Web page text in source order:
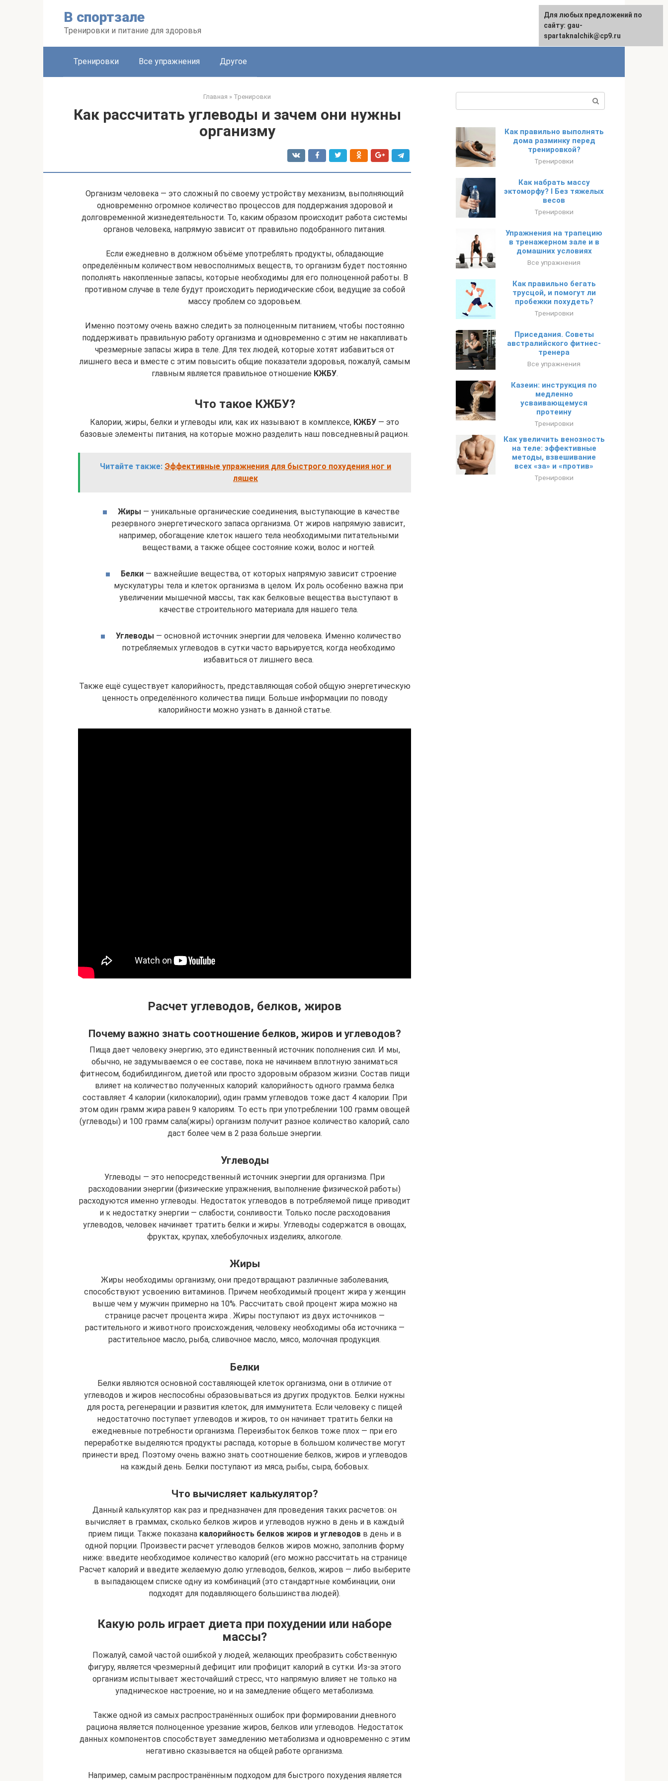
В спортзале
Тренировки и питание для здоровья
Тренировки Все упражнения Другое
Главная » Тренировки
Как рассчитать углеводы и зачем они нужны
организму
Организм человека — это сложный по своему устройству механизм, выполняющий
одновременно огромное количество процессов для поддержания здоровой и
долговременной жизнедеятельности. То, каким образом происходит работа системы
органов человека, напрямую зависит от правильно подобранного питания.
Если ежедневно в должном объёме употреблять продукты, обладающие
определённым количеством невосполнимых веществ, то организм будет постоянно
пополнять накопленные запасы, которые необходимы для его полноценной работы. В
противном случае в теле будут происходить периодические сбои, ведущие за собой
массу проблем со здоровьем.
Именно поэтому очень важно следить за полноценным питанием, чтобы постоянно
поддерживать правильную работу организма и одновременно с этим не накапливать
чрезмерные запасы жира в теле. Для тех людей, которые хотят избавиться от
лишнего веса и вместе с этим повысить общие показатели здоровья, пожалуй, самым
главным является правильное отношение КЖБУ.
Что такое КЖБУ?
Калории, жиры, белки и углеводы или, как их называют в комплексе, КЖБУ — это
базовые элементы питания, на которые можно разделить наш повседневный рацион.
Читайте также: Эффективные упражнения для быстрого похудения ног и
ляшек
Жиры — уникальные органические соединения, выступающие в качестве
резервного энергетического запаса организма. От жиров напрямую зависит,
например, обогащение клеток нашего тела необходимыми питательными
веществами, а также общее состояние кожи, волос и ногтей.
Белки— важнейшие вещества, от которых напрямую зависит строение
мускулатуры тела и клеток организма в целом. Их роль особенно важна при
увеличении мышечной массы, так как белковые вещества выступают в
качестве строительного материала для нашего тела.
Углеводы — основной источник энергии для человека. Именно количество
потребляемых углеводов в сутки часто варьируется, когда необходимо
избавиться от лишнего веса.
Также ещё существует калорийность, представляющая собой общую энергетическую
ценность определённого количества пищи. Больше информации по поводу
калорийности можно узнать в данной статье.
Расчет углеводов, белков, жиров
Почему важно знать соотношение белков, жиров и углеводов?
Пища дает человеку энергию, это единственный источник пополнения сил. И мы,
обычно, не задумываемся о ее составе, пока не начинаем вплотную заниматься
фитнесом, бодибилдингом, диетой или просто здоровым образом жизни. Состав пищи
влияет на количество полученных калорий: калорийность одного грамма белка
составляет 4 калории (килокалории), один грамм углеводов тоже даст 4 калории. При
этом один грамм жира равен 9 калориям. То есть при употреблении 100 грамм овощей
(углеводы) и 100 грамм сала(жиры) организм получит разное количество калорий, сало
даст более чем в 2 раза больше энергии.
Углеводы
Углеводы — это непосредственный источник энергии для организма. При
расходовании энергии (физические упражнения, выполнение физической работы)
расходуются именно углеводы. Недостаток углеводов в потребляемой пище приводит
и к недостатку энергии — слабости, сонливости. Только после расходования
углеводов, человек начинает тратить белки и жиры. Углеводы содержатся в овощах,
фруктах, крупах, хлебобулочных изделиях, алкоголе.
Жиры
Жиры необходимы организму, они предотвращают различные заболевания,
способствуют усвоению витаминов. Причем необходимый процент жира у женщин
выше чем у мужчин примерно на 10%. Рассчитать свой процент жира можно на
странице расчет процента жира . Жиры поступают из двух источников —
растительного и животного происхождения, человеку необходимы оба источника —
растительное масло, рыба, сливочное масло, мясо, молочная продукция.
Белки
Белки являются основной составляющей клеток организма, они в отличие от
углеводов и жиров неспособны образовываться из других продуктов. Белки нужны
для роста, регенерации и развития клеток, для иммунитета. Если человеку с пищей
недостаточно поступает углеводов и жиров, то он начинает тратить белки на
ежедневные потребности организма. Переизбыток белков тоже плох — при его
переработке выделяются продукты распада, которые в большом количестве могут
принести вред. Поэтому очень важно знать соотношение белков, жиров и углеводов
на каждый день. Белки поступают из мяса, рыбы, сыра, бобовых.
Что вычисляет калькулятор?
Данный калькулятор как раз и предназначен для проведения таких расчетов: он
вычисляет в граммах, сколько белков жиров и углеводов нужно в день и в каждый
прием пищи. Также показана калорийность белков жиров и углеводовв день и в
одной порции. Произвести расчет углеводов белков жиров можно, заполнив форму
ниже: введите необходимое количество калорий (его можно рассчитать на странице
Расчет калорий и введите желаемую долю углеводов, белков, жиров — либо выберите
в выпадающем списке одну из комбинаций (это стандартные комбинации, они
подходят для подавляющего большинства людей).
Какую роль играет диета при похудении или наборе
массы?
Пожалуй, самой частой ошибкой у людей, желающих преобразить собственную
фигуру, является чрезмерный дефицит или профицит калорий в сутки. Из-за этого
организм испытывает жесточайший стресс, что напрямую влияет не только на
упадническое настроение, но и на замедление общего метаболизма.
Также одной из самых распространённых ошибок при формировании дневного
рациона является полноценное урезание жиров, белков или углеводов. Недостаток
данных компонентов способствует замедлению метаболизма и одновременно с этим
негативно сказывается на общей работе организма.
Например, самым распространённым подходом для быстрого похудения является
Как правильно выполнять
дома разминку перед
тренировкой?
Тренировки
Как набрать массу
эктоморфу? I Без тяжелых
весов
Тренировки
Упражнения на трапецию
в тренажерном зале и в
домашних условиях
Все упражнения
Как правильно бегать
трусцой, и помогут ли
пробежки похудеть?
Тренировки
Приседания. Советы
австралийского фитнес-
тренера
Все упражнения
Казеин: инструкция по
медленно
усваивающемуся
протеину
Тренировки
Как увеличить венозность
на теле: эффективные
методы, взвешивание
всех «за» и «против»
Тренировки
Для любых предложений по
сайту: gau-
spartaknalchik@cp9.ru